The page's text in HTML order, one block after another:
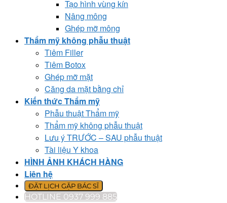
Tạo hình vùng kín
Nâng mông
Ghép mỡ mông
Thẩm mỹ không phẫu thuật
Tiêm Filler
Tiêm Botox
Ghép mỡ mặt
Căng da mặt bằng chỉ
Kiến thức Thẩm mỹ
Phẫu thuật Thẩm mỹ
Thẩm mỹ không phẫu thuật
Lưu ý TRƯỚC – SAU phẫu thuật
Tài liệu Y khoa
HÌNH ẢNH KHÁCH HÀNG
Liên hệ
ĐẶT LỊCH GẶP BÁC SĨ
HOTLINE 0937 999 885